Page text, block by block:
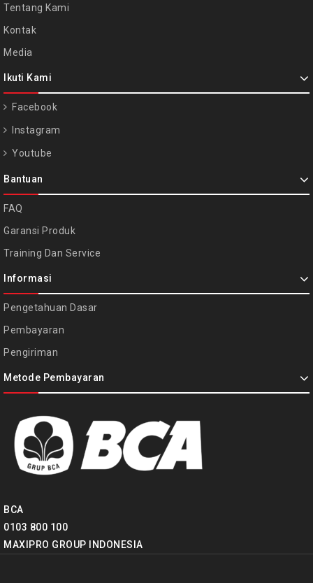
Tentang Kami
Kontak
Media
Ikuti Kami
Facebook
Instagram
Youtube
Bantuan
FAQ
Garansi Produk
Training Dan Service
Informasi
Pengetahuan Dasar
Pembayaran
Pengiriman
Metode Pembayaran
BCA
0103 800 100
MAXIPRO GROUP INDONESIA